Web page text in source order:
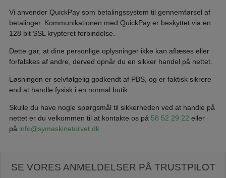
Vi anvender QuickPay som betalingssystem til gennemførsel af
betalinger. Kommunikationen med QuickPay er beskyttet via en
128 bit SSL krypteret forbindelse.
Dette gør, at dine personlige oplysninger ikke kan aflæses eller
forfalskes af andre, derved opnår du en sikker handel på nettet.
Løsningen er selvfølgelig godkendt af PBS, og er faktisk sikrere
end at handle fysisk i en normal butik.
Skulle du have nogle spørgsmål til sikkerheden ved at handle på
nettet er du velkommen til at kontakte os på 58 52 29 22 eller
på info@symaskinetorvet.dk
SE VORES ANMELDELSER PÅ TRUSTPILOT